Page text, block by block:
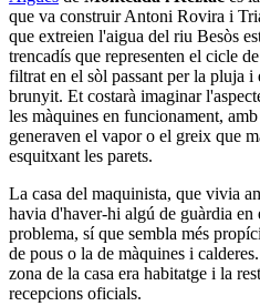
que va construir Antoni Rovira i
que extreien l'aigua del riu Besòs
trencadís que representen el cicle
filtrat en el sòl passant per la pluja
brunyit. Et costarà imaginar
les màquines en funcionament,
generaven el vapor o el greix que
esquitxant les parets.
La casa del maquinista, que vivia
havia d'haver-hi algú de guàrdia en
problema, sí que sembla més
de pous o la de màquines i
zona de la casa era habitatge i la
recepcions oficials.